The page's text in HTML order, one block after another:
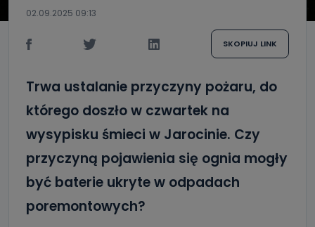
02.09.2025 09:13
SKOPIUJ LINK
Trwa ustalanie przyczyny pożaru, do
którego doszło w czwartek na
wysypisku śmieci w Jarocinie. Czy
przyczyną pojawienia się ognia mogły
być baterie ukryte w odpadach
poremontowych?